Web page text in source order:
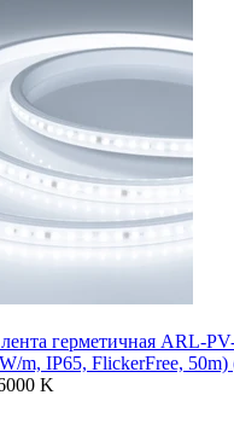
герметичная ARL-
m, IP65, FlickerFree,
K